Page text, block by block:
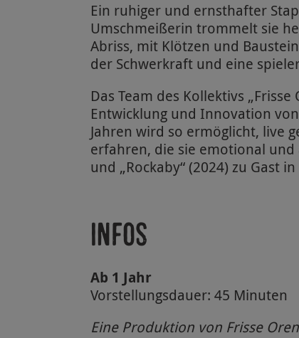
Ein ruhiger und ernsthafter
Umschmeißerin trommelt sie
Abriss, mit Klötzen und
der Schwerkraft und eine
Das Team des Kollektivs
Entwicklung und Innovation
Jahren wird so ermöglicht, live
erfahren, die sie emotional und
und „Rockaby“ (2024) zu Gast
Infos
Ab 1 Jahr
Vorstellungsdauer: 45 Minuten
Eine Produktion von Frisse